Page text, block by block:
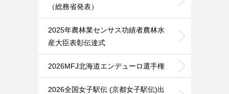
（総務省発表）
2025年農林業センサス功績者農林水
産大臣表彰伝達式
2026MFJ北海道エンデューロ選手権
2026全国女子駅伝 (京都女子駅伝)出